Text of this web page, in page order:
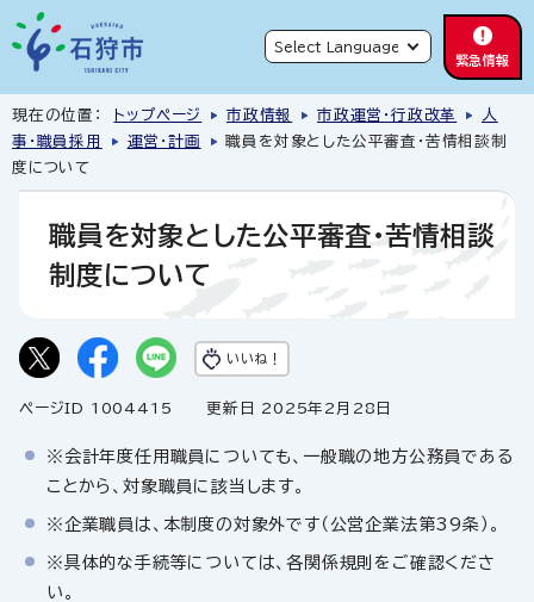
緊急情報
現在の位置： トップページ 市政情報 市政運営・行政改革
人
事・職員採用
運営・計画
職員を対象とした公平審査・苦情相談制
度について
職員を対象とした公平審査・苦情相談
制度について
いいね！
ページID 1004415 更新日 2025年2月28日
※会計年度任用職員についても、一般職の地方公務員である
ことから、対象職員に該当します。
※企業職員は、本制度の対象外です（公営企業法第39条）。
※具体的な手続等については、各関係規則をご確認くださ
い。